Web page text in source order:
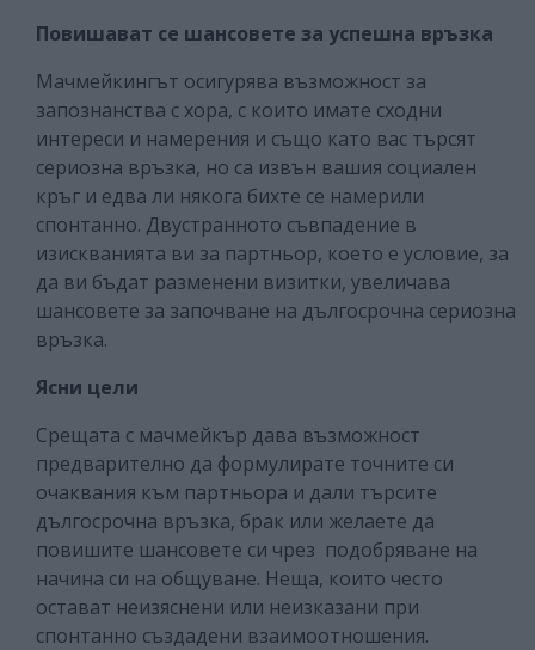
Повишават се шансовете за успешна връзка
Мачмейкингът осигурява възможност за
запознанства с хора, с които имате сходни
интереси и намерения и също като вас търсят
сериозна връзка, но са извън вашия социален
кръг и едва ли някога бихте се намерили
спонтанно. Двустранното съвпадение в
изискванията ви за партньор, което е условие, за
да ви бъдат разменени визитки, увеличава
шансовете за започване на дългосрочна сериозна
връзка.
Ясни цели
Срещата с мачмейкър дава възможност
предварително да формулирате точните си
очаквания към партньора и дали търсите
дългосрочна връзка, брак или желаете да
повишите шансовете си чрез подобряване на
начина си на общуване. Неща, които често
остават неизяснени или неизказани при
спонтанно създадени взаимоотношения.